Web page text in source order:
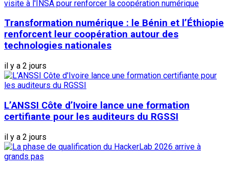
Transformation numérique : le Bénin et l’Éthiopie
renforcent leur coopération autour des
technologies nationales
il y a 2 jours
L’ANSSI Côte d’Ivoire lance une formation
certifiante pour les auditeurs du RGSSI
il y a 2 jours